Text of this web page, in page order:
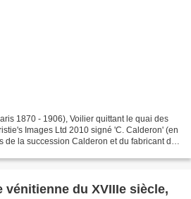
1870 - 1906), Voilier quittant le quai des
Images Ltd 2010 signé 'C. Calderon' (en
de la succession Calderon et du fabricant de
du XVIIIe siècle,